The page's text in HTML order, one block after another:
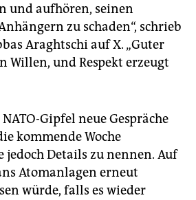
und aufhören, seinen
zu schaden“, schrieb
Araghtschi auf X. „Guter
Willen, und Respekt erzeugt
Gipfel neue Gespräche
kommende Woche
jedoch Details zu nennen. Auf
Atomanlagen erneut
würde, falls es wieder